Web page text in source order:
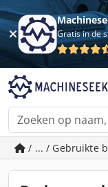
Gratis in de
/ ... / Gebruikte